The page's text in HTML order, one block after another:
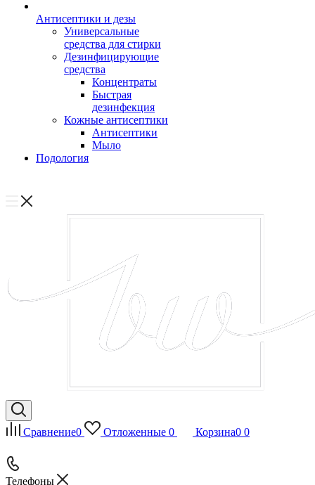
Антисептики и дезы
Универсальные
средства для стирки
Дезинфицирующие
средства
Концентраты
Быстрая
дезинфекция
Кожные антисептики
Антисептики
Мыло
Подология
Сравнение0 Отложенные 0 Корзина0 0
Телефоны